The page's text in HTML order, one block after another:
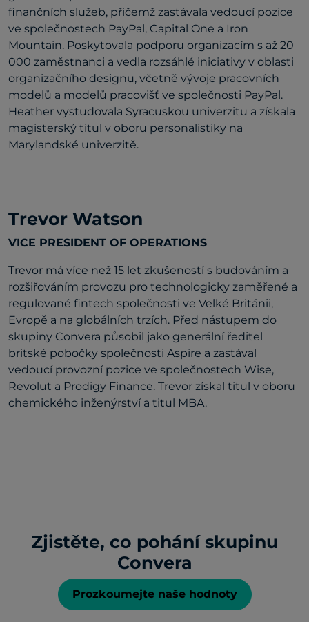
finančních služeb, přičemž zastávala vedoucí pozice
ve společnostech PayPal, Capital One a Iron
Mountain. Poskytovala podporu organizacím s až 20
000 zaměstnanci a vedla rozsáhlé iniciativy v oblasti
organizačního designu, včetně vývoje pracovních
modelů a modelů pracovišť ve společnosti PayPal.
Heather vystudovala Syracuskou univerzitu a získala
magisterský titul v oboru personalistiky na
Marylandské univerzitě.
Trevor Watson
VICE PRESIDENT OF OPERATIONS
Trevor má více než 15 let zkušeností s budováním a
rozšiřováním provozu pro technologicky zaměřené a
regulované fintech společnosti ve Velké Británii,
Evropě a na globálních trzích. Před nástupem do
skupiny Convera působil jako generální ředitel
britské pobočky společnosti Aspire a zastával
vedoucí provozní pozice ve společnostech Wise,
Revolut a Prodigy Finance. Trevor získal titul v oboru
chemického inženýrství a titul MBA.
Zjistěte, co pohání skupinu
Convera
Prozkoumejte naše hodnoty